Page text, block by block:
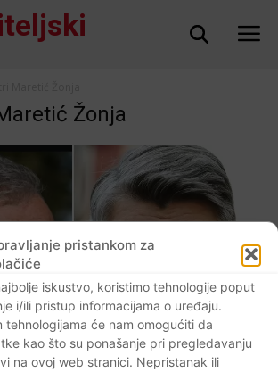
pristankom za
iskustvo, koristimo tehnologije poput
i/ili pristup informacijama o uređaju.
tehnologijama će nam omogućiti da
kao što su ponašanje pri pregledavanju
na ovoj web stranici. Nepristanak ili
Žonja